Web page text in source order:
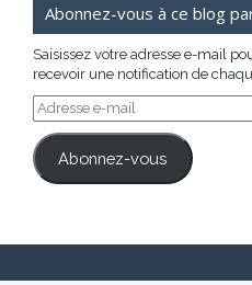
Abonnez-vous à ce blog
Saisissez votre adresse e-mail
recevoir une notification de
Adresse
e-
mail
Abonnez-vous